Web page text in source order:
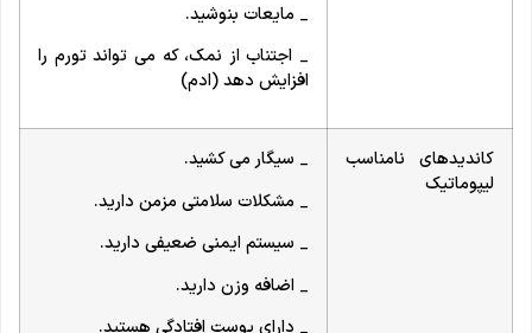
_ مایعات بنوشید.
_ اجتناب از نمک، که می تواند تورم را
افزایش دهد (ادم)
کاندیدهای نامناسب
لیپوماتیک
_ سیگار می کشید.
_ مشکلات سلامتی مزمن دارید.
_ سیستم ایمنی ضعیفی دارید.
_ اضافه وزن دارید.
_ دارای پوست افتادگی هستید.